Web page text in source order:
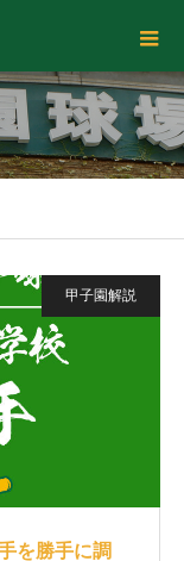
甲子園解説
を勝手に調